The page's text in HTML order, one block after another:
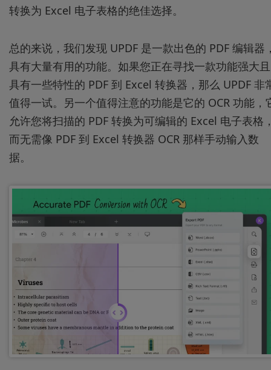
转换为 Excel 电子表格的绝佳选择。
总的来说，我们发现 UPDF 是一款出色的 PDF 编辑器
具有大量有用的功能。如果您正在寻找一款功能强大且
具有一些特性的 PDF 到 Excel 转换器，那么 UPDF 非
值得一试。另一个值得注意的功能是它的 OCR 功能，
允许您将扫描的 PDF 转换为可编辑的 Excel 电子表格
而无需像 PDF 到 Excel 转换器 OCR 那样手动输入数
据。